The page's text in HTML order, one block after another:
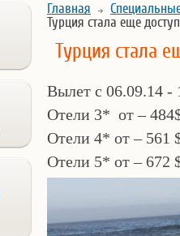
Главная
Турция стала еще
Турция стала
Вылет с 06.09.14 -
Отели 3* от –
Отели 4* от – 561
Отели 5* от – 672